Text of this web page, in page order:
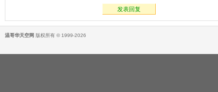
发表回复
温哥华天空网 版权所有 © 1999-2026